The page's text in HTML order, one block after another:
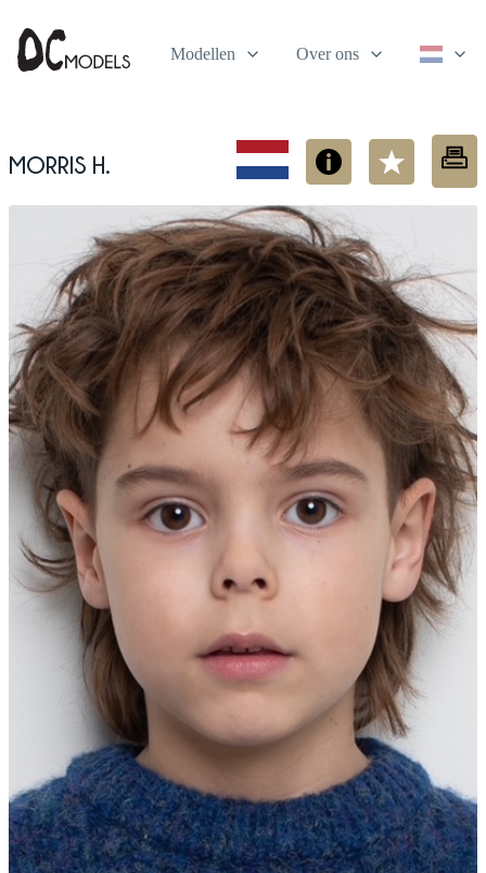
Modellen Over ons
Morris H.